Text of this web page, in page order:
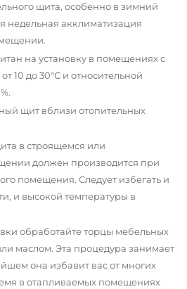
щита, особенно в зимний
недельная акклиматизация
на установку в помещениях с
10 до 30°С и относительной
щит вблизи отопительных
в строящемся или
должен производится при
помещения. Следует избегать и
и высокой температуры в
обработайте торцы мебельных
маслом. Эта процедура занимает
она избавит вас от многих
в отапливаемых помещениях